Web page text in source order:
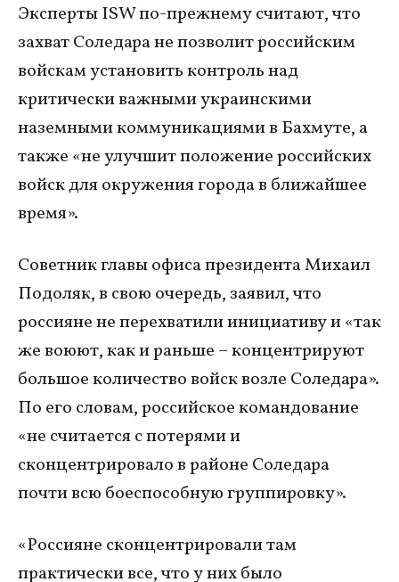
Эксперты ISW по-прежнему считают, что
захват Соледара не позволит российским
войскам установить контроль над
критически важными украинскими
наземными коммуникациями в Бахмуте, а
также «не улучшит положение российских
войск для окружения города в ближайшее
время».
Советник главы офиса президента Михаил
Подоляк, в свою очередь, заявил, что
россияне не перехватили инициативу и «так
же воюют, как и раньше – концентрируют
большое количество войск возле Соледара».
По его словам, российское командование
«не считается с потерями и
сконцентрировало в районе Соледара
почти всю боеспособную группировку».
«Россияне сконцентрировали там
практически все, что у них было